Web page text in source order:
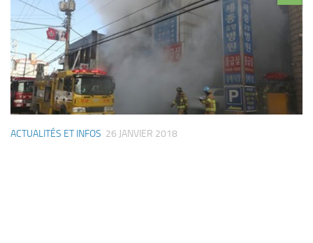
ACTUALITÉS ET INFOS 26 JANVIER 2018